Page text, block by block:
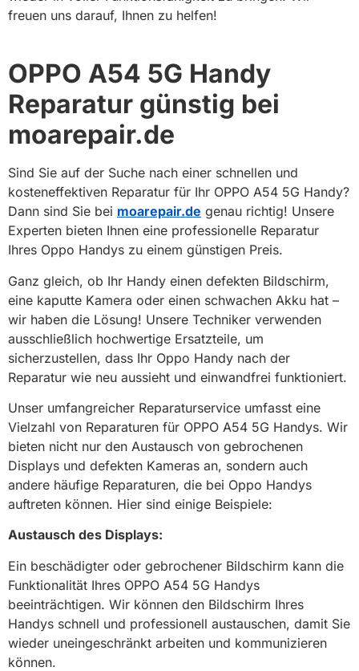
freuen uns darauf, Ihnen zu helfen!
OPPO A54 5G Handy
Reparatur günstig bei
moarepair.de
Sind Sie auf der Suche nach einer schnellen und
kosteneffektiven Reparatur für Ihr OPPO A54 5G Handy?
Dann sind Sie bei moarepair.de genau richtig! Unsere
Experten bieten Ihnen eine professionelle Reparatur
Ihres Oppo Handys zu einem günstigen Preis.
Ganz gleich, ob Ihr Handy einen defekten Bildschirm,
eine kaputte Kamera oder einen schwachen Akku hat –
wir haben die Lösung! Unsere Techniker verwenden
ausschließlich hochwertige Ersatzteile, um
sicherzustellen, dass Ihr Oppo Handy nach der
Reparatur wie neu aussieht und einwandfrei funktioniert.
Unser umfangreicher Reparaturservice umfasst eine
Vielzahl von Reparaturen für OPPO A54 5G Handys. Wir
bieten nicht nur den Austausch von gebrochenen
Displays und defekten Kameras an, sondern auch
andere häufige Reparaturen, die bei Oppo Handys
auftreten können. Hier sind einige Beispiele:
Austausch des Displays:
Ein beschädigter oder gebrochener Bildschirm kann die
Funktionalität Ihres OPPO A54 5G Handys
beeinträchtigen. Wir können den Bildschirm Ihres
Handys schnell und professionell austauschen, damit Sie
wieder uneingeschränkt arbeiten und kommunizieren
können.